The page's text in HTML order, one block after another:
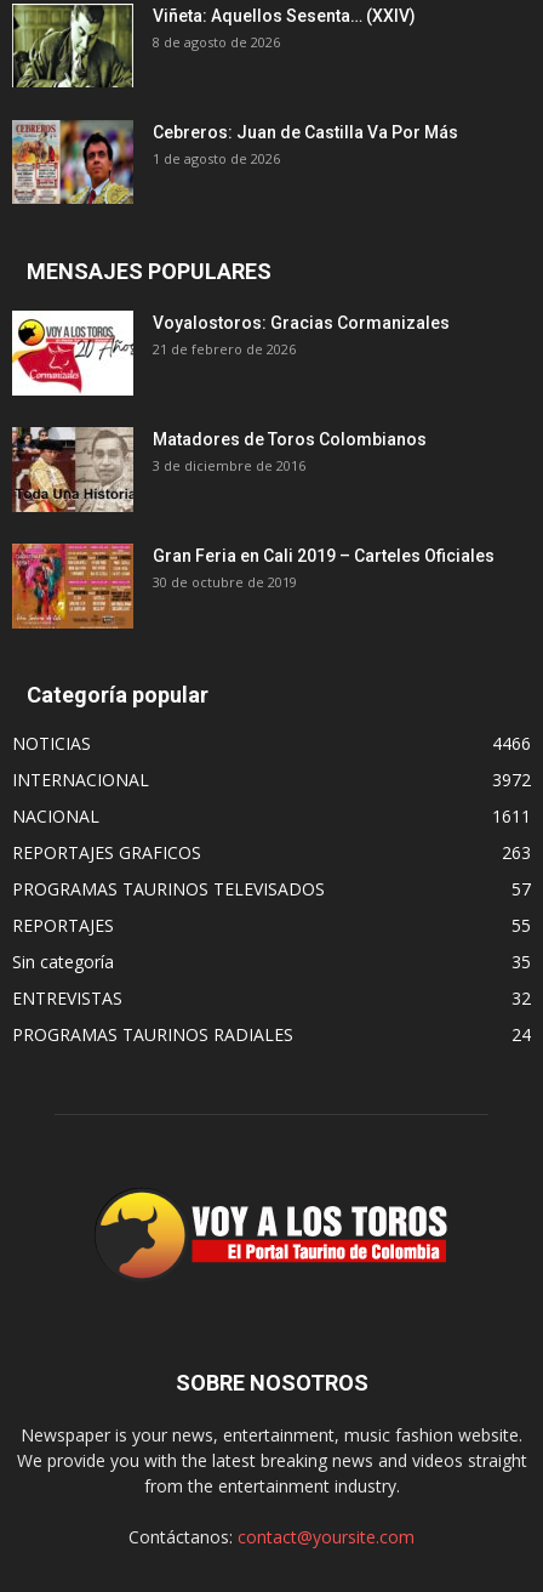
Viñeta: Aquellos Sesenta… (XXIV)
8 de agosto de 2026
Cebreros: Juan de Castilla Va Por Más
1 de agosto de 2026
MENSAJES POPULARES
Voyalostoros: Gracias Cormanizales
21 de febrero de 2026
Matadores de Toros Colombianos
3 de diciembre de 2016
Gran Feria en Cali 2019 – Carteles Oficiales
30 de octubre de 2019
Categoría popular
NOTICIAS
4466
INTERNACIONAL
3972
NACIONAL
1611
REPORTAJES GRAFICOS
263
PROGRAMAS TAURINOS TELEVISADOS
57
REPORTAJES
55
Sin categoría
35
ENTREVISTAS
32
PROGRAMAS TAURINOS RADIALES
24
SOBRE NOSOTROS
Newspaper is your news, entertainment, music fashion website.
We provide you with the latest breaking news and videos straight
from the entertainment industry.
Contáctanos: contact@yoursite.com